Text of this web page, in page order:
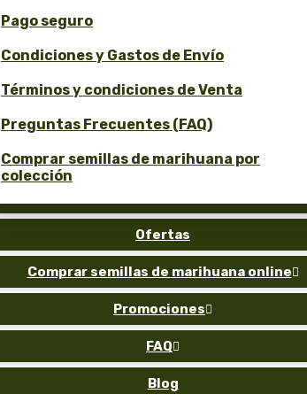
Obtén un 10% de descuento por tu opinión!
Pago seguro
Condiciones y Gastos de Envío
Términos y condiciones de Venta
Preguntas Frecuentes (FAQ)
Comprar semillas de marihuana por
colección
Auto
Fem
Reg
Ofertas
Comprar semillas de marihuana online 
Promociones 
FAQ 
Blog